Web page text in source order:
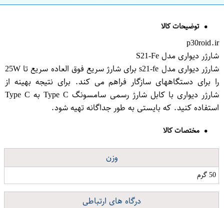
توضیحات کالا
p30roid.ir
شارژر دیواری مدل S21-Fe
شارژر دیواری مدل s21-fe برای شارژ سریع فوق العاده سریع تا 25W
را برای دستگاههای سازگار فراهم می کند. برای نتیجه بهینه از
شارژر دیواری با کابل شارژ رسمی سامسونگ Type C به Type C
استفاده کنید. که بایستی به طور جداگانه تهیه شود.
مختصات کالا
وزن
50 گرم
درگاه های ارتباطی